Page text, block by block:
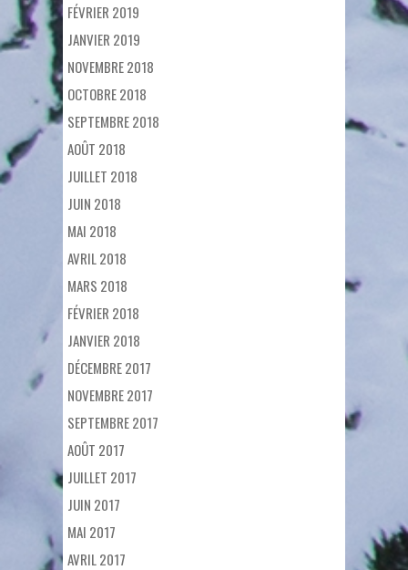
FÉVRIER 2019
JANVIER 2019
NOVEMBRE 2018
OCTOBRE 2018
SEPTEMBRE 2018
AOÛT 2018
JUILLET 2018
JUIN 2018
MAI 2018
AVRIL 2018
MARS 2018
FÉVRIER 2018
JANVIER 2018
DÉCEMBRE 2017
NOVEMBRE 2017
SEPTEMBRE 2017
AOÛT 2017
JUILLET 2017
JUIN 2017
MAI 2017
AVRIL 2017